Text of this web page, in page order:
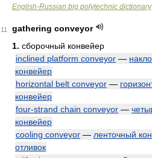
English-Russian big polytechnic dictionary
11
gathering conveyor
1. сборочный конвейер
inclined platform conveyor —
конвейер
horizontal belt conveyor —
конвейер
four-strand chain conveyor —
конвейер
cooling conveyor — ленточный
отливок